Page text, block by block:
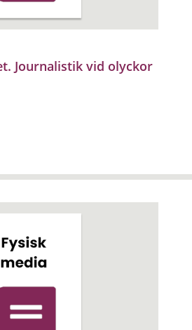
Journalistik vid olyckor